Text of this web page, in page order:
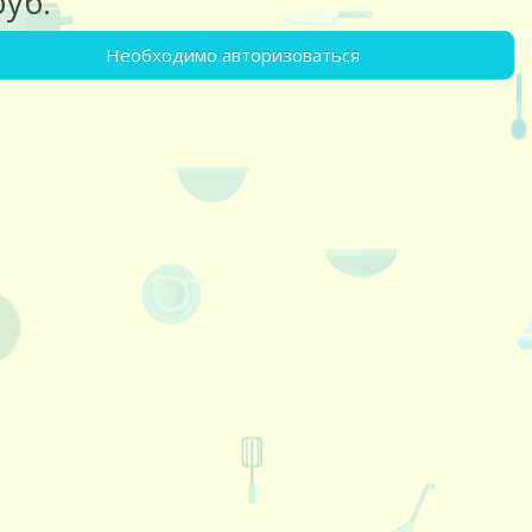
Необходимо авторизоваться